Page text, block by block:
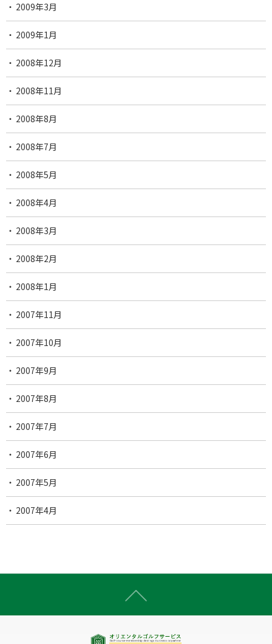
2009年3月
2009年1月
2008年12月
2008年11月
2008年8月
2008年7月
2008年5月
2008年4月
2008年3月
2008年2月
2008年1月
2007年11月
2007年10月
2007年9月
2007年8月
2007年7月
2007年6月
2007年5月
2007年4月